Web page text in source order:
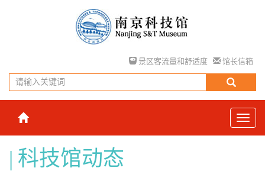
景区客流量和舒适度 馆长信箱
科技馆动态